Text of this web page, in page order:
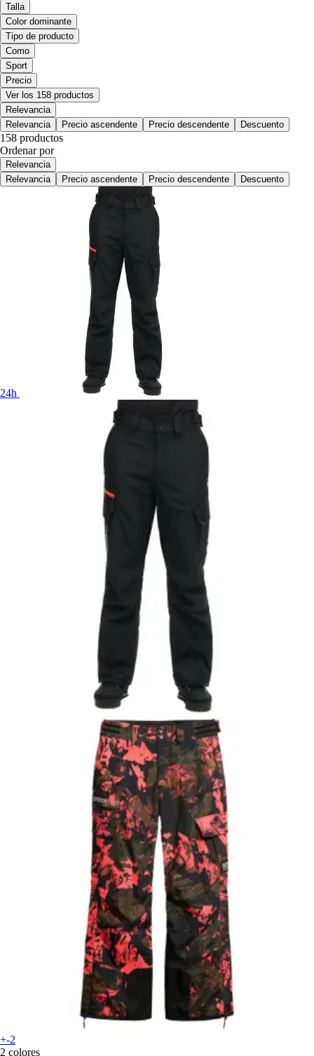
Talla
Color dominante
Tipo de producto
Como
Sport
Precio
Ver los 158 productos
Relevancia
Relevancia
Precio ascendente Precio descendente Descuento
158 productos
Ordenar por
Relevancia
Relevancia
Precio ascendente Precio descendente Descuento
24h
+-2
2 colores